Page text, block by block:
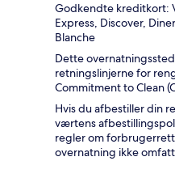
Godkendte kreditkort:
Express, Discover,
Blanche
Dette
retningslinjerne for
Commitment to Clean
Hvis du afbestiller din
værtens
regler om
overnatning ikke